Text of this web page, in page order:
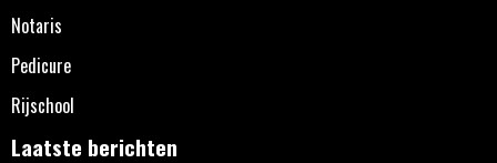
Notaris
Pedicure
Rijschool
Laatste berichten